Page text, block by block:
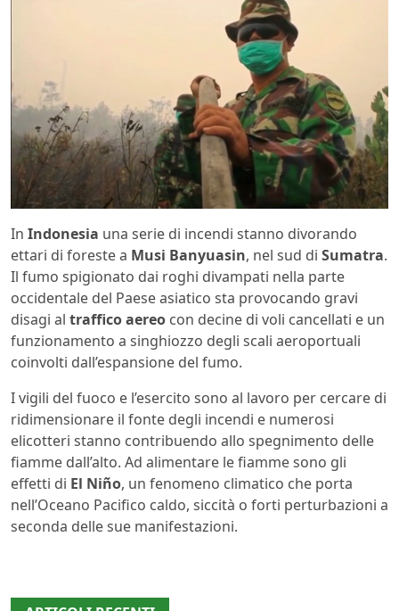
In Indonesia una serie di incendi stanno divorando
ettari di foreste a Musi Banyuasin, nel sud di Sumatra.
Il fumo spigionato dai roghi divampati nella parte
occidentale del Paese asiatico sta provocando gravi
disagi al traffico aereo con decine di voli cancellati e un
funzionamento a singhiozzo degli scali aeroportuali
coinvolti dall’espansione del fumo.
I vigili del fuoco e l’esercito sono al lavoro per cercare di
ridimensionare il fonte degli incendi e numerosi
elicotteri stanno contribuendo allo spegnimento delle
fiamme dall’alto. Ad alimentare le fiamme sono gli
effetti di El Niño, un fenomeno climatico che porta
nell’Oceano Pacifico caldo, siccità o forti perturbazioni a
seconda delle sue manifestazioni.